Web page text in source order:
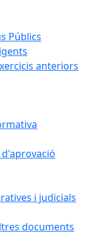
Públics
anteriors
i judicials
documents